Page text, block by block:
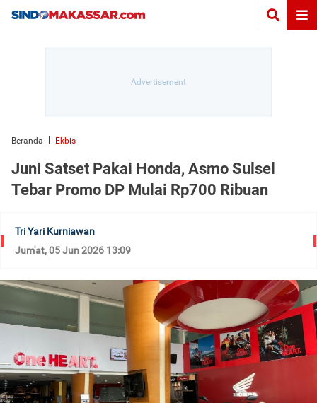
Beranda Ekbis
Juni Satset Pakai Honda, Asmo Sulsel
Tebar Promo DP Mulai Rp700 Ribuan
Tri Yari Kurniawan
Jum'at, 05 Jun 2026 13:09